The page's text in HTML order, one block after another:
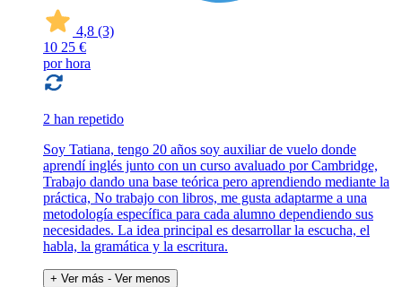
4,8 (3)
10 25 €
por hora
2 han repetido
Soy Tatiana, tengo 20 años soy auxiliar de vuelo donde
aprendí inglés junto con un curso avaluado por Cambridge,
Trabajo dando una base teórica pero aprendiendo mediante la
práctica, No trabajo con libros, me gusta adaptarme a una
metodología específica para cada alumno dependiendo sus
necesidades. La idea principal es desarrollar la escucha, el
habla, la gramática y la escritura.
+ Ver más - Ver menos